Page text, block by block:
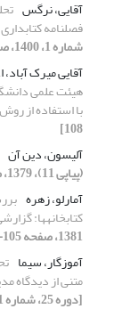
آقایی، نرگس
فصلنامه کتابداری و
شماره 1، 1400، صفحه 78-110]
آقایی میرک
هیئت علمی
با استفاده از
108]
آلیسون، دین آن
(پیاپی 11)، 1379، صفحه 116-132]
آمارلو، زهره
کتابخانهها:
1381، صفحه 105-122]
آموزگار، سیما
متنی از دیدگاه
[دوره 25، شماره 1، 1401، صفحه 29-59]